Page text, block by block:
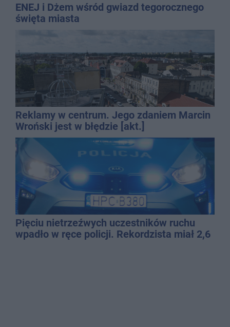
ENEJ i Dżem wśród gwiazd tegorocznego
święta miasta
Reklamy w centrum. Jego zdaniem Marcin
Wroński jest w błędzie [akt.]
Pięciu nietrzeźwych uczestników ruchu
wpadło w ręce policji. Rekordzista miał 2,6